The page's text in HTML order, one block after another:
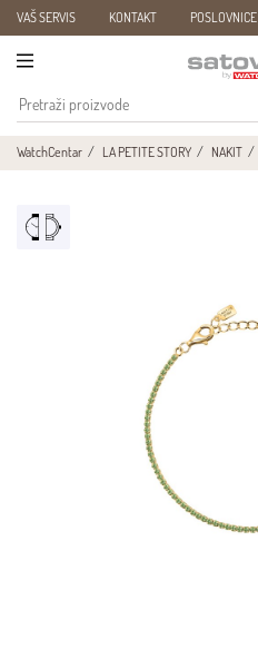
VAŠ SERVIS KONTAKT POSLOVNICE
WatchCentar LA PETITE STORY NAKIT